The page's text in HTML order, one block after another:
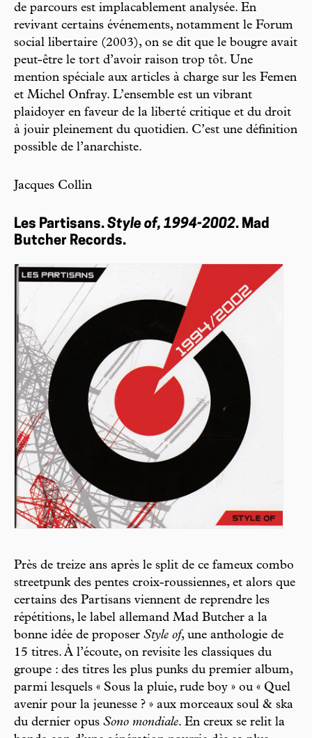
de parcours est implacablement analysée. En
revivant certains événements, notamment le Forum
social libertaire (2003), on se dit que le bougre avait
peut-être le tort d’avoir raison trop tôt. Une
mention spéciale aux articles à charge sur les Femen
et Michel Onfray. L’ensemble est un vibrant
plaidoyer en faveur de la liberté critique et du droit
à jouir pleinement du quotidien. C’est une définition
possible de l’anarchiste.
Jacques Collin
Les Partisans. Style of, 1994-2002. Mad
Butcher Records.
Près de treize ans après le split de ce fameux combo
streetpunk des pentes croix-roussiennes, et alors que
certains des Partisans viennent de reprendre les
répétitions, le label allemand Mad Butcher a la
bonne idée de proposer Style of, une anthologie de
15 titres. À l’écoute, on revisite les classiques du
groupe : des titres les plus punks du premier album,
parmi lesquels « Sous la pluie, rude boy » ou « Quel
avenir pour la jeunesse ? » aux morceaux soul & ska
du dernier opus Sono mondiale. En creux se relit la